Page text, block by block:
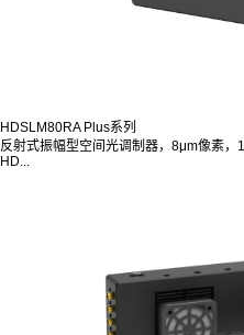
HDSLM80RA Plus系列
反射式振幅型空间光调制器，8μm像素，
HD...